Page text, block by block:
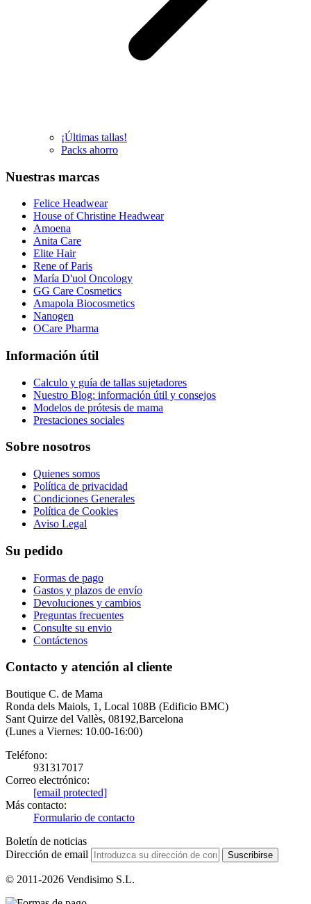
¡Últimas tallas!
Packs ahorro
Nuestras marcas
Felice Headwear
House of Christine Headwear
Amoena
Anita Care
Elite Hair
Rene of Paris
María D'uol Oncology
GG Care Cosmetics
Amapola Biocosmetics
Nanogen
OCare Pharma
Información útil
Calculo y guía de tallas sujetadores
Nuestro Blog: información útil y consejos
Modelos de prótesis de mama
Prestaciones sociales
Sobre nosotros
Quienes somos
Política de privacidad
Condiciones Generales
Política de Cookies
Aviso Legal
Su pedido
Formas de pago
Gastos y plazos de envío
Devoluciones y cambios
Preguntas frecuentes
Consulte su envio
Contáctenos
Contacto y atención al cliente
Boutique C. de Mama
Ronda dels Maiols, 1, Local 108B (Edificio BMC)
Sant Quirze del Vallès, 08192,Barcelona
(Lunes a Viernes: 10.00-16:00)
Teléfono:
931317017
Correo electrónico:
[email protected]
Más contacto:
Formulario de contacto
Boletín de noticias
Dirección de email
Suscribirse
© 2011-2026 Vendisimo S.L.